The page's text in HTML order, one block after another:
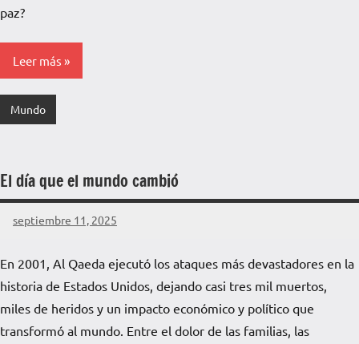
Pampa
paz?
Leer más
Mundo
El día que el mundo cambió
septiembre 11, 2025
La
de
La
Pampa
En 2001, Al Qaeda ejecutó los ataques más devastadores en la
historia de Estados Unidos, dejando casi tres mil muertos,
miles de heridos y un impacto económico y político que
transformó al mundo. Entre el dolor de las familias, las